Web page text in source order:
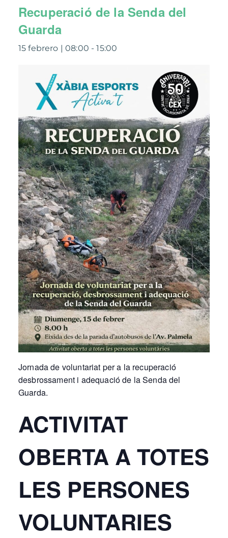
Recuperació de la Senda del
Guarda
15 febrero | 08:00 -15:00
Jornada de voluntariat per a la recuperació
desbrossament i adequació de la Senda del
Guarda.
ACTIVITAT
OBERTA A TOTES
LES PERSONES
VOLUNTARIES